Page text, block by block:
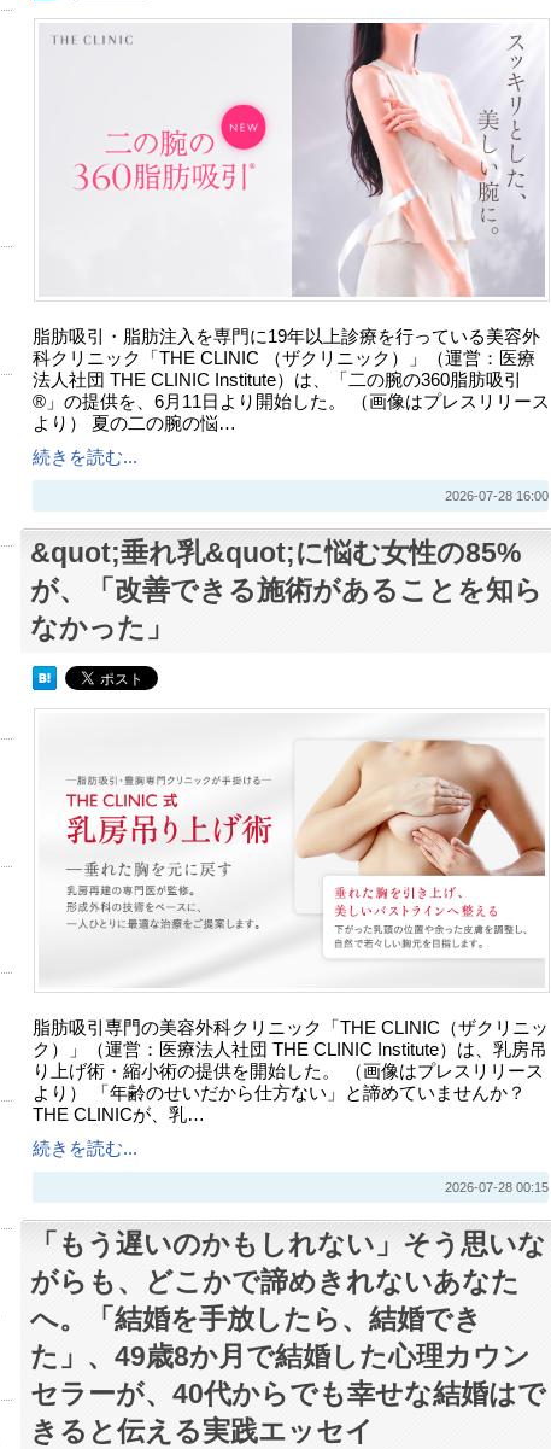
脂肪吸引・脂肪注入を専門に19年以上診療を行っている美容外
科クリニック「THE CLINIC （ザクリニック）」（運営：医療
法人社団 THE CLINIC Institute）は、「二の腕の360脂肪吸引
®」の提供を、6月11日より開始した。 （画像はプレスリリース
より） 夏の二の腕の悩…
続きを読む...
2026-07-28 16:00
&quot;垂れ乳&quot;に悩む女性の85%
が、「改善できる施術があることを知ら
なかった」
脂肪吸引専門の美容外科クリニック「THE CLINIC（ザクリニッ
ク）」（運営：医療法人社団 THE CLINIC Institute）は、乳房吊
り上げ術・縮小術の提供を開始した。 （画像はプレスリリース
より） 「年齢のせいだから仕方ない」と諦めていませんか？
THE CLINICが、乳…
続きを読む...
2026-07-28 00:15
「もう遅いのかもしれない」そう思いな
がらも、どこかで諦めきれないあなた
へ。「結婚を手放したら、結婚でき
た」、49歳8か月で結婚した心理カウン
セラーが、40代からでも幸せな結婚はで
きると伝える実践エッセイ